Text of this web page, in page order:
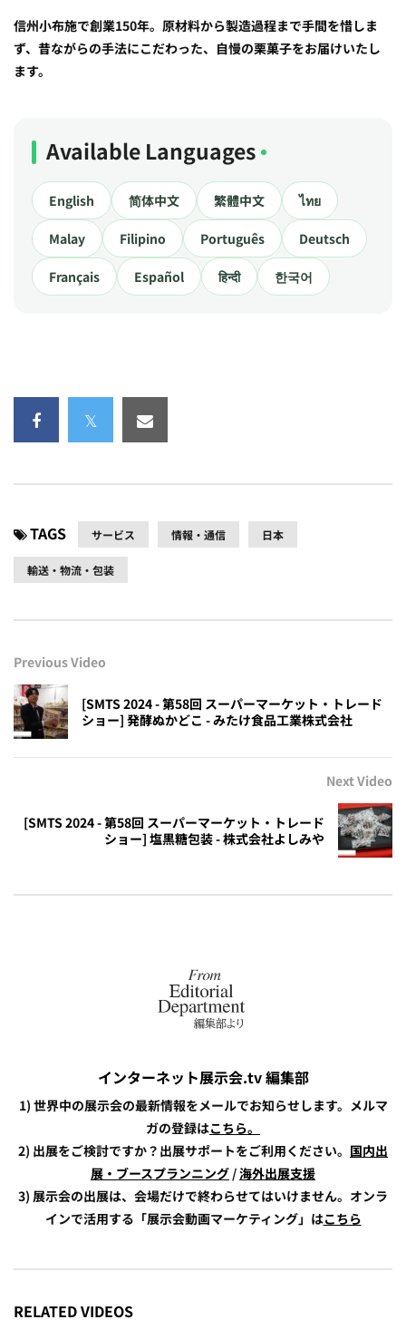
信州小布施で創業150年。原材料から製造過程まで手間を惜しま
ず、昔ながらの手法にこだわった、自慢の栗菓子をお届けいたし
ます。
Available Languages
English 简体中文 繁體中文 ไทย
Malay Filipino Português Deutsch
Français Español हिन्दी 한국어
TAGS サービス 情報・通信 日本
輸送・物流・包装
Previous Video
[SMTS 2024 - 第58回 スーパーマーケット・トレード
ショー] 発酵ぬかどこ - みたけ食品工業株式会社
Next Video
[SMTS 2024 - 第58回 スーパーマーケット・トレード
ショー] 塩黒糖包装 - 株式会社よしみや
インターネット展示会.tv 編集部
1) 世界中の展示会の最新情報をメールでお知らせします。メルマ
ガの登録はこちら。
2) 出展をご検討ですか？出展サポートをご利用ください。 国内出
展・ブースプランニング /海外出展支援
3) 展示会の出展は、会場だけで終わらせてはいけません。オンラ
インで活用する「展示会動画マーケティング」はこちら
RELATED VIDEOS